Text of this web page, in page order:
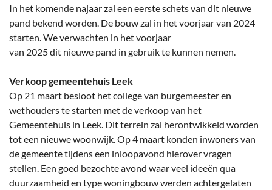
In het komende najaar zal een eerste schets van dit nieuwe
pand bekend worden. De bouw zal in het voorjaar van 2024
starten. We verwachten in het voorjaar
van 2025 dit nieuwe pand in gebruik te kunnen nemen.
Verkoop gemeentehuis Leek
Op 21 maart besloot het college van burgemeester en
wethouders te starten met de verkoop van het
Gemeentehuis in Leek. Dit terrein zal herontwikkeld worden
tot een nieuwe woonwijk. Op 4 maart konden inwoners van
de gemeente tijdens een inloopavond hierover vragen
stellen. Een goed bezochte avond waar veel ideeën qua
duurzaamheid en type woningbouw werden achtergelaten